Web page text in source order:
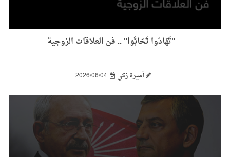
"تَهَادُوا تَحَابُّوا" .. فن العلاقات الزوجية
أميرة زكي 2026/06/04